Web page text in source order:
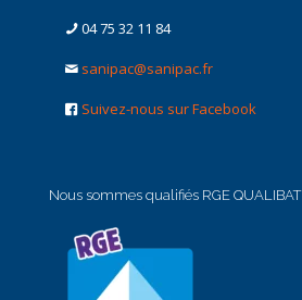
04 75 32 11 84
sanipac@sanipac.fr
Suivez-nous sur Facebook
Nous sommes qualifiés RGE QUALIBAT